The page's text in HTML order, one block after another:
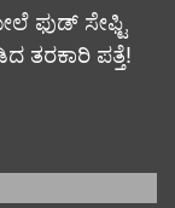
ಫುಡ್ ಸೇಫ್ಟಿ
ತರಕಾರಿ ಪತ್ತೆ!